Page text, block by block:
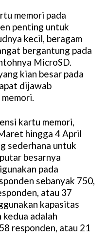
memori pada
penting untuk
kecil, beragam
bergantung pada
MicroSD.
kian besar pada
dijawab
kartu memori,
hingga 4 April
sederhana untuk
besarnya
pada
sebanyak 750,
atau 37
kapasitas
kedua adalah
responden, atau 21